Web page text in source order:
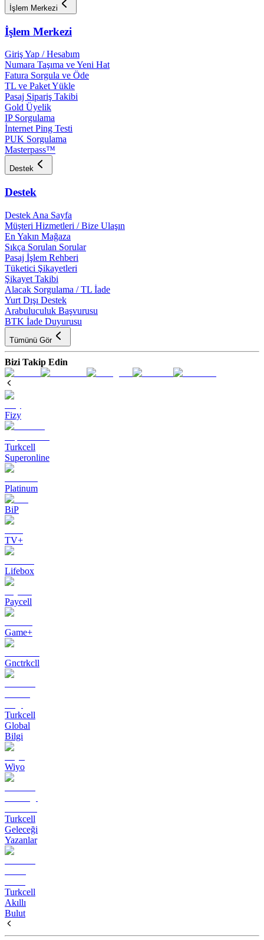
İşlem Merkezi
İşlem Merkezi
Giriş Yap / Hesabım
Numara Taşıma ve Yeni Hat
Fatura Sorgula ve Öde
TL ve Paket Yükle
Pasaj Sipariş Takibi
Gold Üyelik
IP Sorgulama
İnternet Ping Testi
PUK Sorgulama
Masterpass™
Destek
Destek
Destek Ana Sayfa
Müşteri Hizmetleri / Bize Ulaşın
En Yakın Mağaza
Sıkça Sorulan Sorular
Pasaj İşlem Rehberi
Tüketici Şikayetleri
Şikayet Takibi
Alacak Sorgulama / TL İade
Yurt Dışı Destek
Arabuluculuk Başvurusu
BTK İade Duyurusu
Tümünü Gör
Bizi Takip Edin
Fizy
Turkcell
Superonline
Platinum
BiP
TV+
Lifebox
Paycell
Game+
Gnctrkcll
Turkcell
Global
Bilgi
Wiyo
Turkcell
Geleceği
Yazanlar
Turkcell
Akıllı
Bulut